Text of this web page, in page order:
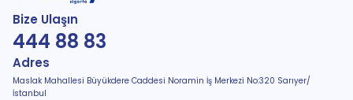
Bize Ulaşın
444 88 83
Adres
Maslak Mahallesi Büyükdere Caddesi Noramin İş Merkezi No:320 Sarıyer/
İstanbul